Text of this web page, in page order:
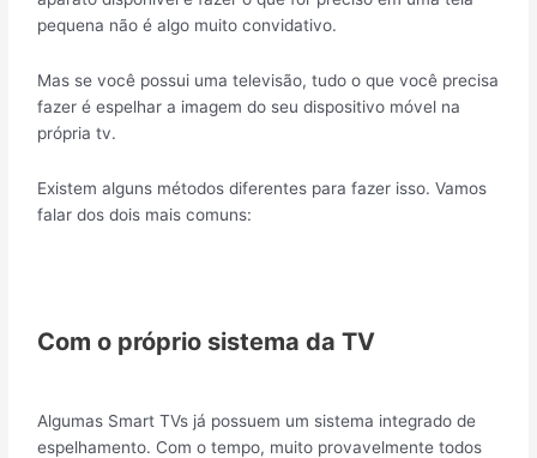
pequena não é algo muito convidativo.
Mas se você possui uma televisão, tudo o que você precisa
fazer é espelhar a imagem do seu dispositivo móvel na
própria tv.
Existem alguns métodos diferentes para fazer isso. Vamos
falar dos dois mais comuns:
Com o próprio sistema da TV
Algumas Smart TVs já possuem um sistema integrado de
espelhamento. Com o tempo, muito provavelmente todos